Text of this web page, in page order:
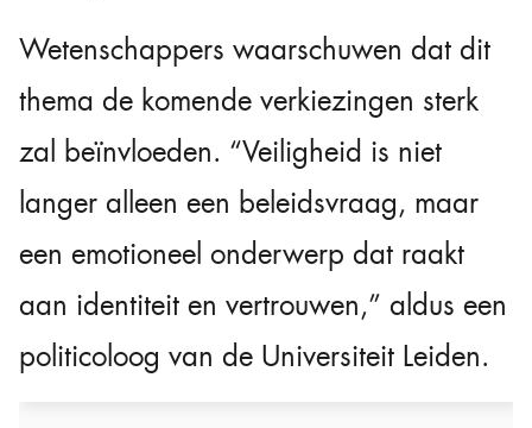
Wetenschappers waarschuwen dat dit
thema de komende verkiezingen sterk
zal beïnvloeden. “Veiligheid is niet
langer alleen een beleidsvraag, maar
een emotioneel onderwerp dat raakt
aan identiteit en vertrouwen,” aldus een
politicoloog van de Universiteit Leiden.